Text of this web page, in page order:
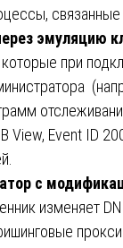
эмуляцию
при
View, Event ID
с
изменяет